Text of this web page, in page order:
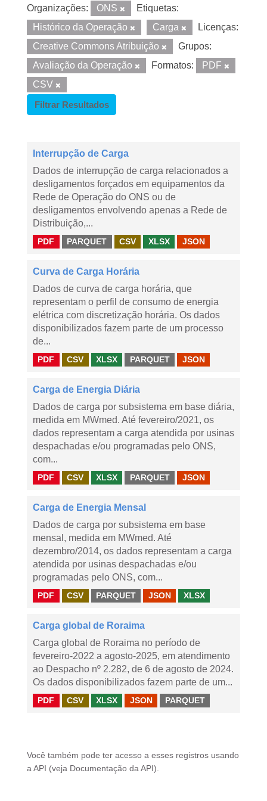
Organizações: ONS
Etiquetas:
Histórico da Operação
Carga
Licenças:
Creative Commons Atribuição
Grupos:
Avaliação da Operação
Formatos:
PDF
CSV
Filtrar Resultados
Interrupção de Carga
Dados de interrupção de carga relacionados a
desligamentos forçados em equipamentos da
Rede de Operação do ONS ou de
desligamentos envolvendo apenas a Rede de
Distribuição,...
PDF PARQUET CSV XLSX JSON
Curva de Carga Horária
Dados de curva de carga horária, que
representam o perfil de consumo de energia
elétrica com discretização horária. Os dados
disponibilizados fazem parte de um processo
de...
PDF CSV XLSX PARQUET JSON
Carga de Energia Diária
Dados de carga por subsistema em base diária,
medida em MWmed. Até fevereiro/2021, os
dados representam a carga atendida por usinas
despachadas e/ou programadas pelo ONS,
com...
PDF CSV XLSX PARQUET JSON
Carga de Energia Mensal
Dados de carga por subsistema em base
mensal, medida em MWmed. Até
dezembro/2014, os dados representam a carga
atendida por usinas despachadas e/ou
programadas pelo ONS, com...
PDF CSV PARQUET JSON XLSX
Carga global de Roraima
Carga global de Roraima no período de
fevereiro-2022 a agosto-2025, em atendimento
ao Despacho nº 2.282, de 6 de agosto de 2024.
Os dados disponibilizados fazem parte de um...
PDF CSV XLSX JSON PARQUET
Você também pode ter acesso a esses registros usando
a API (veja Documentação da API ).